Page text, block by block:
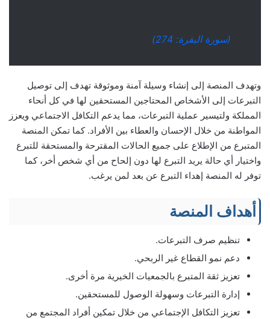
(سورة البقرة: 274)
وتهدف المنصة إلى إنشاء وسيلة آمنة وموثوقة تهدف إلى توصيل
التبرعات إلى الأشخاص المحتاجين المستحقين لها في كل أنحاء
المملكة ولتيسير عملية التبرعات، مما يدعم التكافل الاجتماعي ويعزز
المواطنة من خلال الإحسان والعطاء بين الأفراد. كما تمكن المنصة
المتبرع من الإطلاع على جميع الحالات المقترحة والمستحقة للتبرع
واختيار أي حالة يريد التبرع لها دون إلحاح من أي شخص أخر، كما
توفر له المنصة إهداء التبرع عن بعد لمن يرغب.
أهداف المنصة
تنظيم صرف التبرعات.
دعم نمو القطاع غير الربحي.
تعزيز ثقة المتبرع بالجمعيات الخيرية مرة أخرى.
إدارة التبرعات وسهولة الوصول للمستحقين.
تعزيز التكافل الإجتماعي من خلال تمكين أفراد المجتمع من